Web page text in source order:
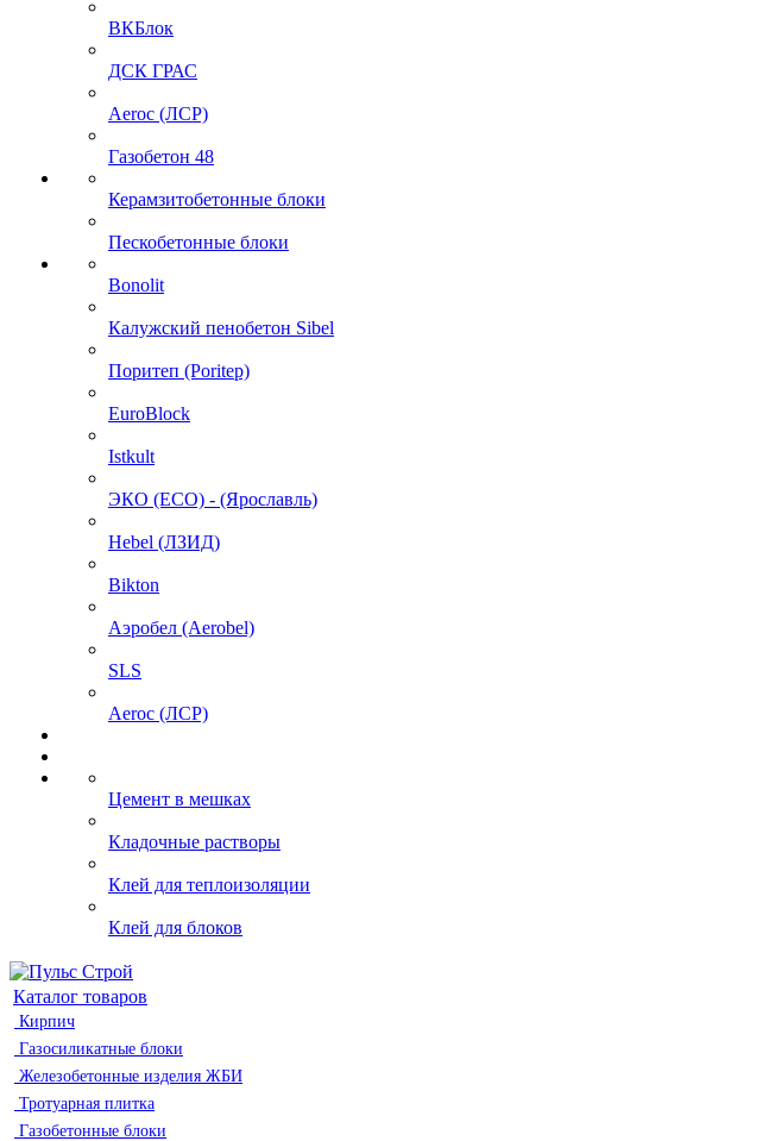
ВКБлок
ДСК ГРАС
Aeroc (ЛСР)
Газобетон 48
Керамзитобетонные блоки
Пескобетонные блоки
Bonolit
Калужский пенобетон Sibel
Поритеп (Poritep)
EuroBlock
Istkult
ЭКО (ECO) - (Ярославль)
Hebel (ЛЗИД)
Bikton
Аэробел (Aerobel)
SLS
Aeroc (ЛСР)
Цемент в мешках
Кладочные растворы
Клей для теплоизоляции
Клей для блоков
Каталог товаров
Кирпич
Газосиликатные блоки
Железобетонные изделия ЖБИ
Тротуарная плитка
Газобетонные блоки